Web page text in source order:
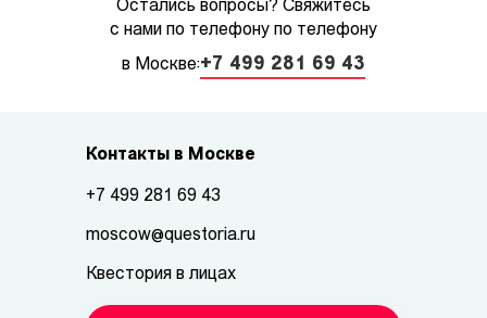
Остались вопросы? Свяжитесь
с нами по телефону по телефону
в Москве:+7 499 281 69 43
Контакты в Москве
+7 499 281 69 43
moscow@questoria.ru
Квестория в лицах